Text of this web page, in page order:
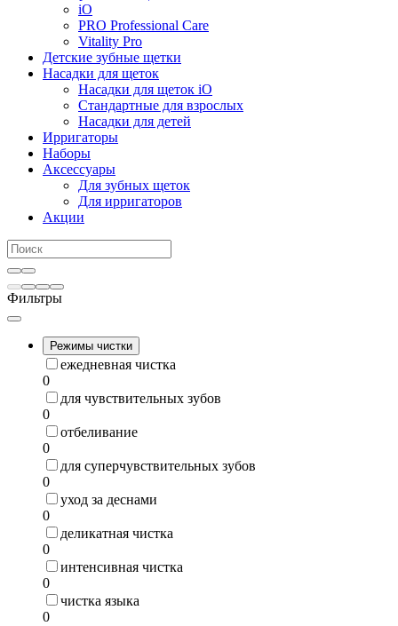
iO
PRO Professional Care
Vitality Pro
Детские зубные щетки
Насадки для щеток
Насадки для щеток iO
Стандартные для взрослых
Насадки для детей
Ирригаторы
Наборы
Аксессуары
Для зубных щеток
Для ирригаторов
Акции
Фильтры
Режимы чистки
ежедневная чистка
0
для чувствительных зубов
0
отбеливание
0
для суперчувствительных зубов
0
уход за деснами
0
деликатная чистка
0
интенсивная чистка
0
чистка языка
0